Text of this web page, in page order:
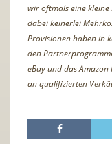
wir oftmals eine kleine
dabei keinerlei
Provisionen haben in
den
eBay und das
an qualifizierten